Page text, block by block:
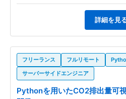
詳細を見
フリーランス フルリモート
サーバーサイドエンジニア
Pythonを用いたCO2排出量可